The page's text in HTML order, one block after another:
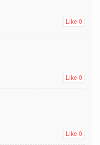
Like 0
Like 0
Like 0